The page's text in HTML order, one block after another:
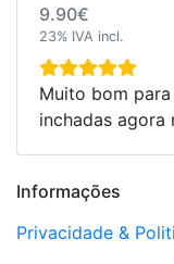
9.90€
23% IVA incl.
Muito bom
inchadas agora
Informações
Privacidade &